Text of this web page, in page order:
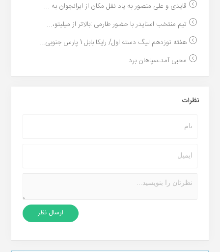
قایدی و علی منصور به یاد نقل مکان از ایرانجوان به ...
تیم منتخب اسنایدر با حضور طارمی :بالاتر از میلیتو،...
هفته نوزدهم لیگ دسته اول/ رایکا بابل 1 پارس جنوبی...
محبی آمد،سپاهان برد
نظرات